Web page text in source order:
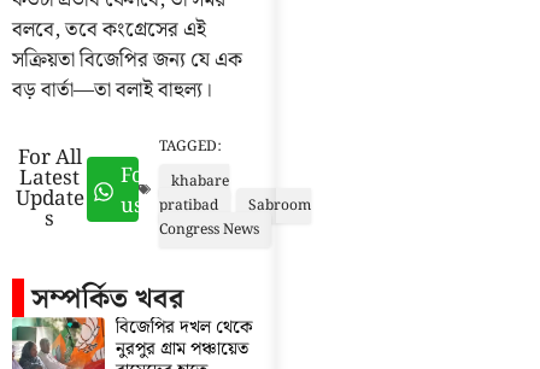
বলবে, তবে কংগ্রেসের এই
সক্রিয়তা বিজেপির জন্য যে এক
বড় বার্তা—তা বলাই বাহুল্য।
For All
Latest
Update
s
Follow
us
TAGGED:
khabare
pratibad
Sabroom
Congress News
সম্পর্কিত খবর
বিজেপির দখল থেকে
নুরপুর গ্রাম পঞ্চায়েত